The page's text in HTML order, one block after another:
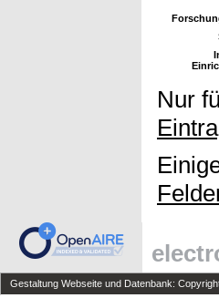
Nur
Gestaltung Webseite und Datenbank: